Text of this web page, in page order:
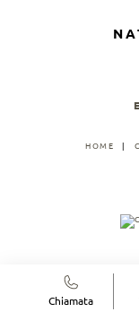
Chiamata
HOME